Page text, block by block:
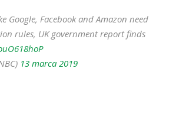
Google, Facebook and Amazon need
rules, UK government report finds
13 marca 2019